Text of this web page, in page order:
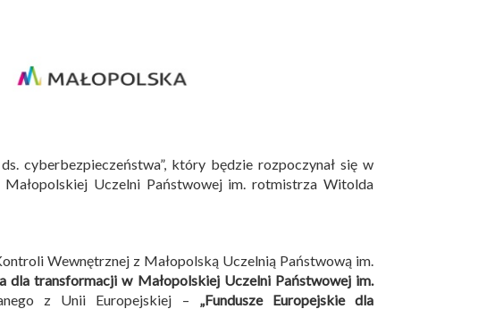
cyberbezpieczeństwa”, który będzie rozpoczynał się w
Uczelni Państwowej im. rotmistrza Witolda
Wewnętrznej z Małopolską Uczelnią Państwową im.
dla transformacji w Małopolskiej Uczelni Państwowej im.
z Unii Europejskiej – „Fundusze Europejskie dla